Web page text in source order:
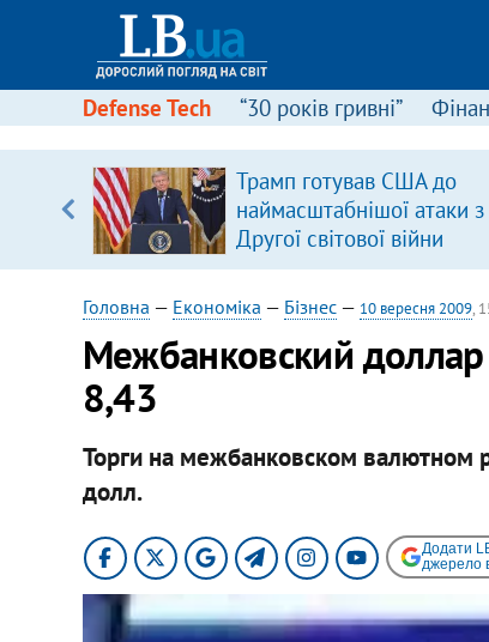
Defense Tech “30 років гривні”
Трамп готував США до
наймасштабнішої атаки з
Другої світової війни
Головна — Економіка — Бізнес— 10 вересня 2009,
Межбанковский
8,43
Торги на межбанковском
долл.
Додати
джерело